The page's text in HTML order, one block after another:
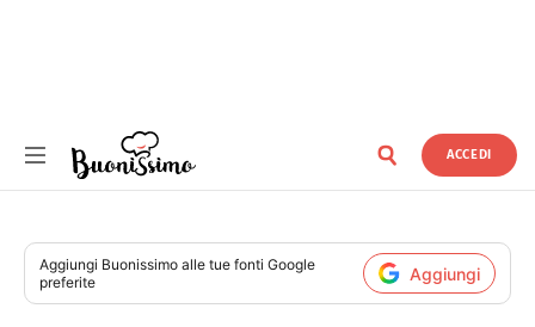
ACCEDI
Aggiungi Buonissimo alle tue fonti Google
preferite
Aggiungi